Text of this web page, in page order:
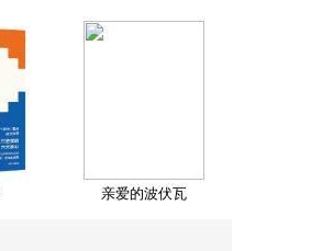
亲爱的波伏瓦